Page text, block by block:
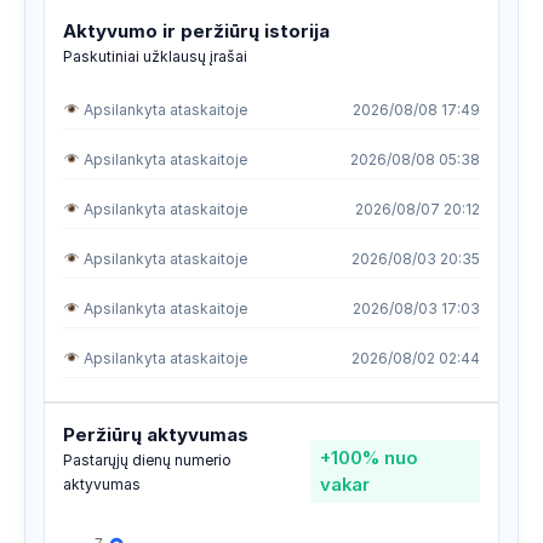
Aktyvumo ir peržiūrų istorija
Paskutiniai užklausų įrašai
Apsilankyta ataskaitoje 2026/08/08 17:49
Apsilankyta ataskaitoje 2026/08/08 05:38
Apsilankyta ataskaitoje 2026/08/07 20:12
Apsilankyta ataskaitoje 2026/08/03 20:35
Apsilankyta ataskaitoje 2026/08/03 17:03
Apsilankyta ataskaitoje 2026/08/02 02:44
Apsilankyta ataskaitoje 2026/07/29 09:54
Apsilankyta ataskaitoje 2026/07/29 09:02
Peržiūrų aktyvumas
Pastarųjų dienų numerio
aktyvumas
+100% nuo
vakar